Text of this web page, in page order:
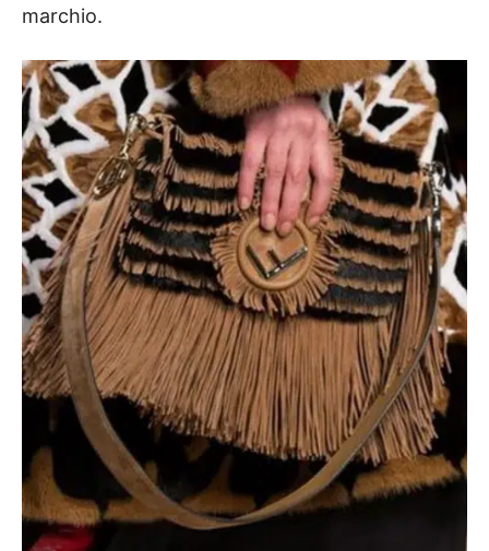
marchio.